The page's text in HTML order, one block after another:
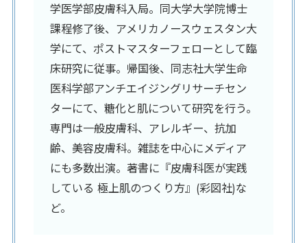
学医学部皮膚科入局。同大学大学院博士
課程修了後、アメリカノースウェスタン大
学にて、ポストマスターフェローとして臨
床研究に従事。帰国後、同志社大学生命
医科学部アンチエイジングリサーチセン
ターにて、糖化と肌について研究を行う。
専門は一般皮膚科、アレルギー、抗加
齢、美容皮膚科。雑誌を中心にメディア
にも多数出演。著書に『皮膚科医が実践
している 極上肌のつくり方』(彩図社)な
ど。